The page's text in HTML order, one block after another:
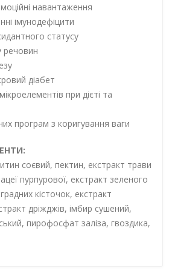
навантаження
імунодефіцити
статусу
речовин
діабет
при дієті та
програм з коригування ваги
соєвий, пектин, екстракт трави
пурпурової, екстракт зеленого
кісточок, екстракт
дріжджів, імбир сушений,
пирофосфат заліза, гвоздика,